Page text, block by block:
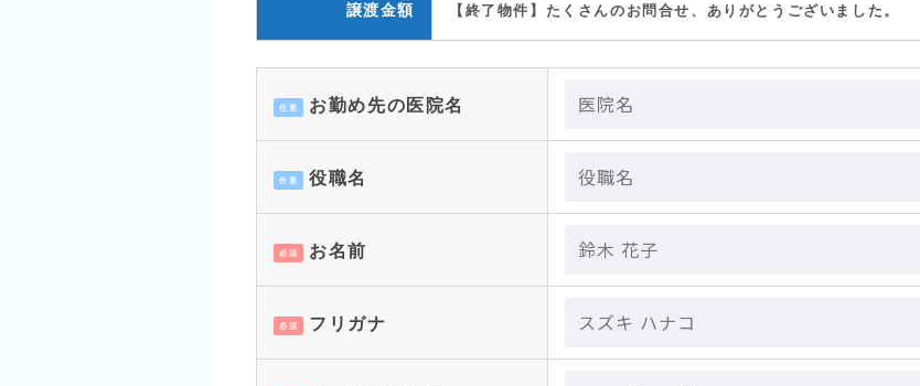
譲渡金額 【終了物件】たくさんのお問合せ、ありがとうございました。
任意 お勤め先の医院名
任意 役職名
必須 お名前
必須 フリガナ